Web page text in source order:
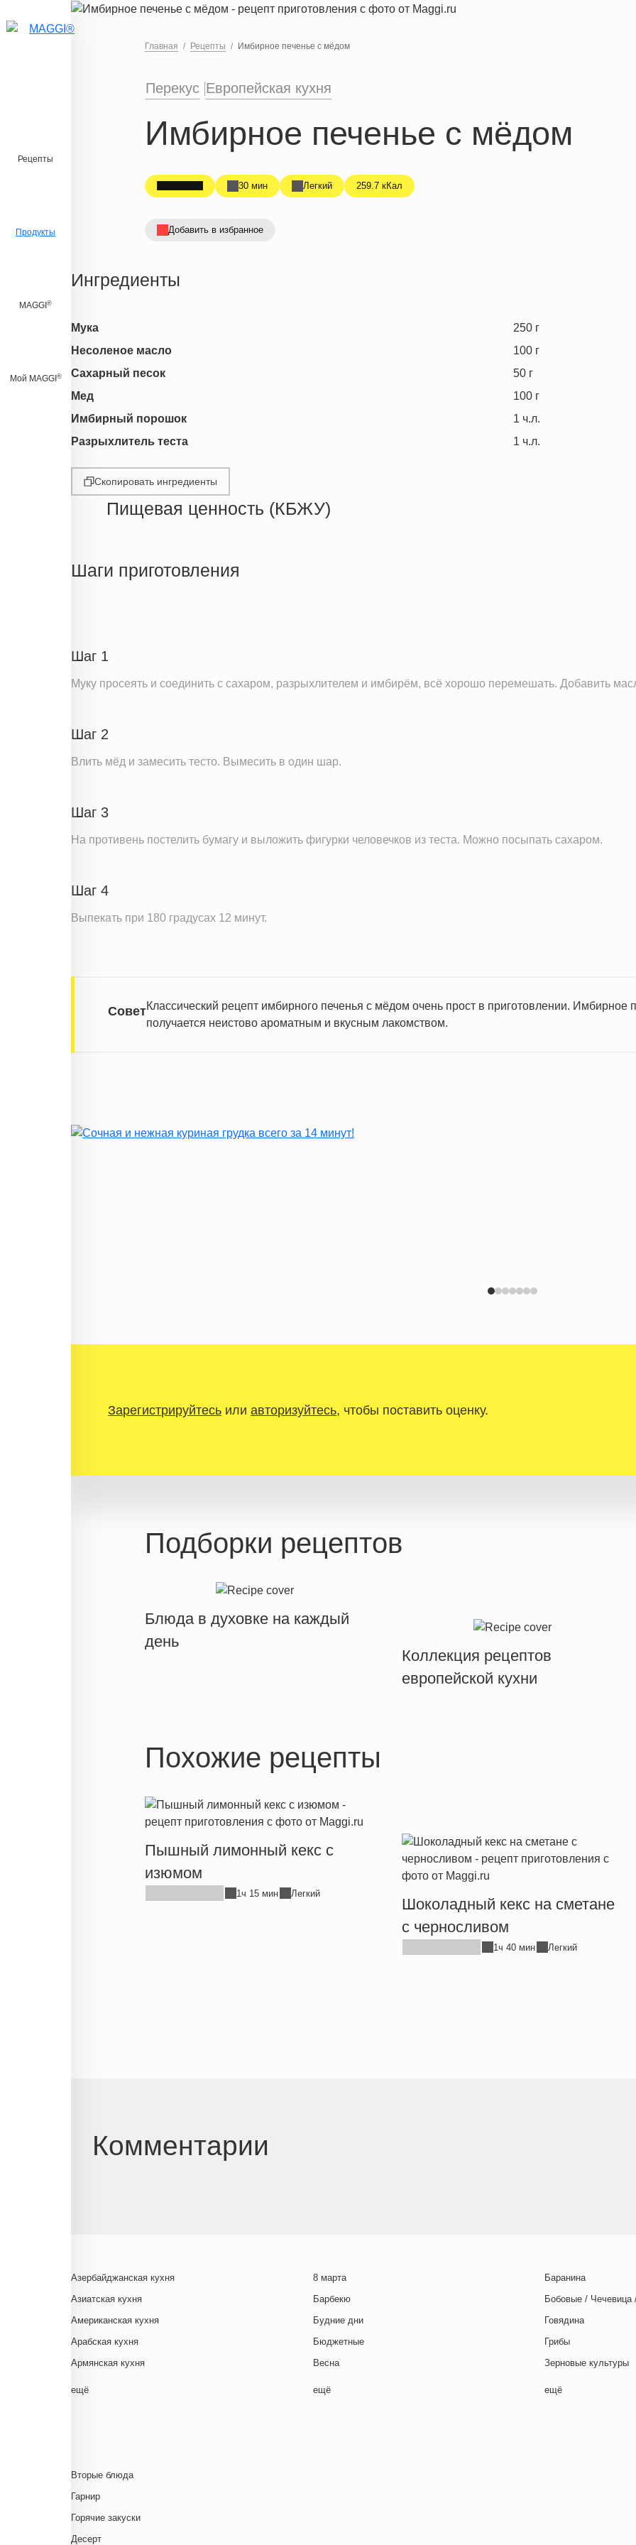
Перейти к основному содержанию
Рецепты
Продукты
MAGGI ®
Мой MAGGI ®
Главная Рецепты Имбирное печенье с мёдом
Перекус Европейская кухня
Имбирное печенье с мёдом
30 мин Легкий 259.7 кКал
Добавить в избранное
Ингредиенты
Мука 250 г
Несоленое масло
100 г
Сахарный песок
50 г
Мед
100 г
Имбирный порошок
1 ч.л.
Разрыхлитель теста
1 ч.л.
Скопировать ингредиенты
Пищевая ценность (КБЖУ)
Белки
Железо
1.3 мг
Насыщенные жиры
Добавленный сахар
Шаги приготовления
Шаг 1
Муку просеять и соединить с сахаром, разрыхлителем и имбирём, всё хорошо перемешать. Добавить
Шаг 2
Влить мёд и замесить тесто. Вымесить в один шар.
Шаг 3
На противень постелить бумагу и выложить фигурки человечков из теста. Можно посыпать сахаром.
Шаг 4
Выпекать при 180 градусах 12 минут.
СоветКлассический рецепт имбирного печенья с мёдом очень прост в приготовлении. Имбирное
получается неистово ароматным и вкусным лакомством.
Зарегистрируйтесьили авторизуйтесь, чтобы поставить оценку.
Подборки рецептов
Блюда в духовке на каждый
день
Коллекция рецептов
европейской кухни
Похожие рецепты
Пышный лимонный кекс с
изюмом
1ч 15 мин Легкий
Шоколадный кекс на сметане
с черносливом
1ч 40 мин Легкий
Комментарии
Азербайджанская кухня
Азиатская кухня
Американская кухня
Арабская кухня
Армянская кухня
Белорусская
Венгерская кухня
Греческая кухня
Грузинская кухня
Еврейская кухня
ещё
8 марта
Барбекю
Будние дни
Бюджетные
Весна
Выходные дни
ещё
Баранина
Бобовые / Чечевица
Говядина
Грибы
Зерновые культуры
Картофель
ещё
Вторые блюда
Гарнир
Горячие закуски
Десерт